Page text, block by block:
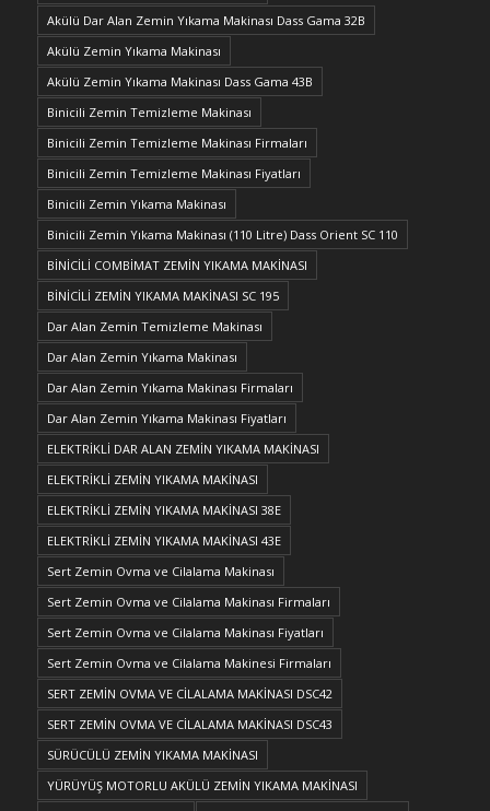
Akülü Dar Alan Zemin Yıkama Makinası Dass Gama 32B
Akülü Zemin Yıkama Makinası
Akülü Zemin Yıkama Makinası Dass Gama 43B
Binicili Zemin Temizleme Makinası
Binicili Zemin Temizleme Makinası Firmaları
Binicili Zemin Temizleme Makinası Fiyatları
Binicili Zemin Yıkama Makinası
Binicili Zemin Yıkama Makinası (110 Litre) Dass Orient SC 110
BİNİCİLİ COMBİMAT ZEMİN YIKAMA MAKİNASI
BİNİCİLİ ZEMİN YIKAMA MAKİNASI SC 195
Dar Alan Zemin Temizleme Makinası
Dar Alan Zemin Yıkama Makinası
Dar Alan Zemin Yıkama Makinası Firmaları
Dar Alan Zemin Yıkama Makinası Fiyatları
ELEKTRİKLİ DAR ALAN ZEMİN YIKAMA MAKİNASI
ELEKTRİKLİ ZEMİN YIKAMA MAKİNASI
ELEKTRİKLİ ZEMİN YIKAMA MAKİNASI 38E
ELEKTRİKLİ ZEMİN YIKAMA MAKİNASI 43E
Sert Zemin Ovma ve Cilalama Makinası
Sert Zemin Ovma ve Cilalama Makinası Firmaları
Sert Zemin Ovma ve Cilalama Makinası Fiyatları
Sert Zemin Ovma ve Cilalama Makinesi Firmaları
SERT ZEMİN OVMA VE CİLALAMA MAKİNASI DSC42
SERT ZEMİN OVMA VE CİLALAMA MAKİNASI DSC43
SÜRÜCÜLÜ ZEMİN YIKAMA MAKİNASI
YÜRÜYÜŞ MOTORLU AKÜLÜ ZEMİN YIKAMA MAKİNASI